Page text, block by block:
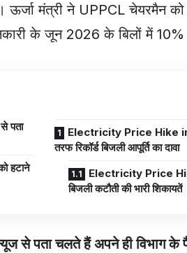
मंत्री ने UPPCL चेयरमैन
के जून 2026 के बिलों में
पता
Electricity Price Hike in
तरफ रिकॉर्ड बिजली आपूर्ति का दावा
Electricity Price
बिजली कटौती की भारी शिकायतें
पता चलते हैं अपने ही विभाग के